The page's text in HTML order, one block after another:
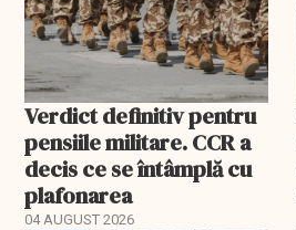
Verdict definitiv pentru
pensiile militare. CCR a
decis ce se întâmplă cu
plafonarea
04 AUGUST 2026